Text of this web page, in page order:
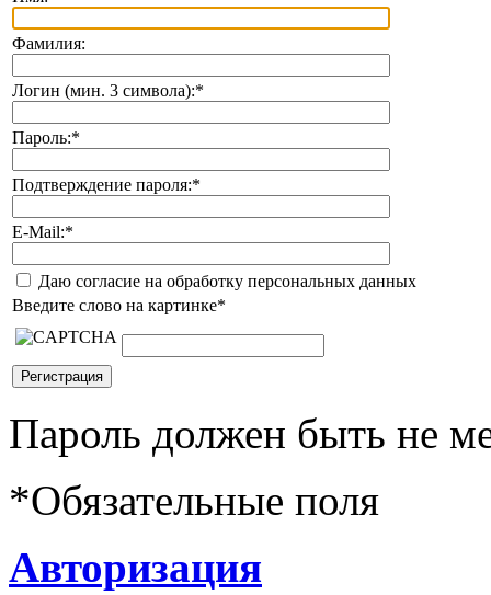
Фамилия:
Логин (мин. 3 символа):*
Пароль:*
Подтверждение пароля:*
E-Mail:*
Даю согласие на обработку персональных данных
Введите слово на картинке*
Пароль должен быть не
*Обязательные поля
Авторизация